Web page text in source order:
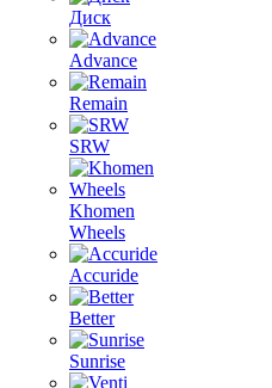
Диск
Advance
Remain
SRW
Khomen
Wheels
Accuride
Better
Sunrise